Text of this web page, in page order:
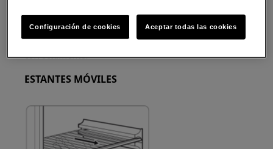
Tenga en cuenta que la autoreparación o la
reparación no profesional pueden tener
consecuencias para la seguridad si no se realizan
correctamente.
ESTANTES MÓVILES
Configuración de cookies Aceptar todas las cookies